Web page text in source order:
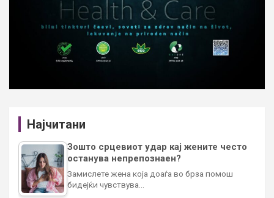
Најчитани
Зошто срцевиот удар кај жените често
останува непрепознаен?
Замислете жена која доаѓа во брза помош
бидејќи чувствува…